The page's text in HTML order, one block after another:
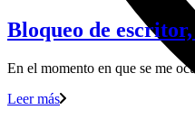
Bloqueo de
En el momento en que se me
Leer más